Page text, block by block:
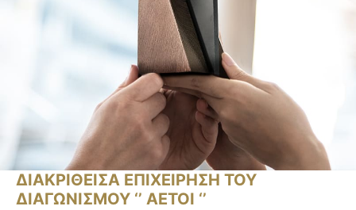
ΔΙΑΚΡΙΘΕΙΣΑ ΕΠΙΧΕΙΡΗΣΗ ΤΟΥ
ΔΙΑΓΩΝΙΣΜΟΥ ‘’ ΑΕΤΟΙ ‘’